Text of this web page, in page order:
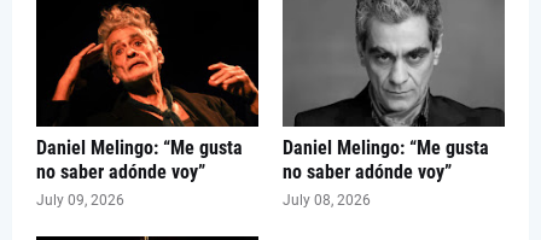
Daniel Melingo: “Me gusta
no saber adónde voy”
July 09, 2026
Daniel Melingo: “Me gusta
no saber adónde voy”
July 08, 2026